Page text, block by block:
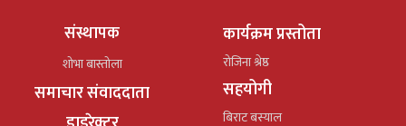
संस्थापक
शोभा बास्तोला
समाचार संवाददाता
कार्यक्रम प्रस्तोता
रोजिना श्रेष्ठ
सहयोगी
बिराट बस्याल